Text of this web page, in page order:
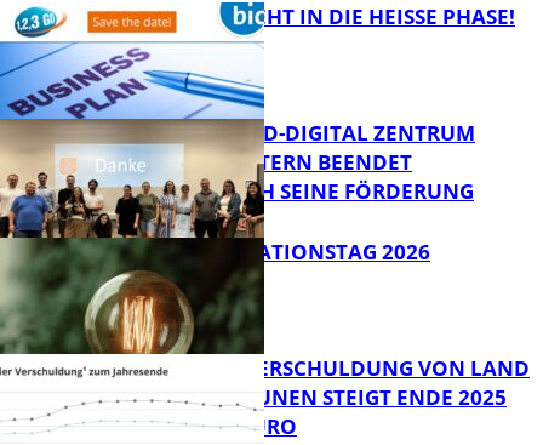
Bildung
1,2,3 GO® GEHT IN DIE HEISSE PHASE!
FB News
MITTELSTAND-DIGITAL ZENTRUM
KAISERSLAUTERN BEENDET
ERFOLGREICH SEINE FÖRDERUNG
Bildung
SIAK-INNOVATIONSTAG 2026
PRO-KOPF-VERSCHULDUNG VON LAND
UND KOMMUNEN STEIGT ENDE 2025
AUF 9.600 EURO